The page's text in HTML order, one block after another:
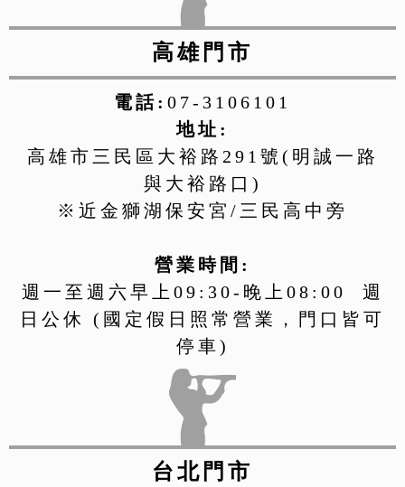
高雄門市
電話: 07-3106101
地址:
高雄市三民區大裕路291號(明誠一路
與大裕路口)
※近金獅湖保安宮/三民高中旁
營業時間:
週一至週六早上09:30-晚上08:00 週
日公休 (國定假日照常營業，門口皆可
停車)
台北門市